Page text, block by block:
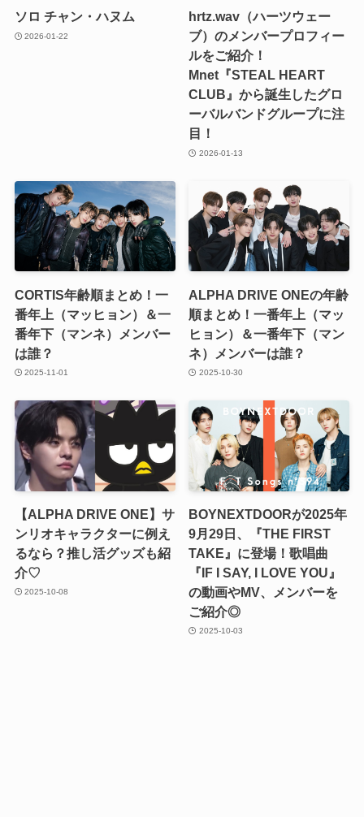
ソロ チャン・ハヌム
2026-01-22
hrtz.wav（ハーツウェー
ブ）のメンバープロフィー
ルをご紹介！
Mnet『STEAL HEART
CLUB』から誕生したグロ
ーバルバンドグループに注
目！
2026-01-13
CORTIS年齢順まとめ！一
番年上（マッヒョン）＆一
番年下（マンネ）メンバー
は誰？
2025-11-01
ALPHA DRIVE ONEの年齢
順まとめ！一番年上（マッ
ヒョン）＆一番年下（マン
ネ）メンバーは誰？
2025-10-30
【ALPHA DRIVE ONE】サ
ンリオキャラクターに例え
るなら？推し活グッズも紹
介♡
2025-10-08
BOYNEXTDOORが2025年
9月29日、『THE FIRST
TAKE』に登場！歌唱曲
『IF I SAY, I LOVE YOU』
の動画やMV、メンバーを
ご紹介◎
2025-10-03